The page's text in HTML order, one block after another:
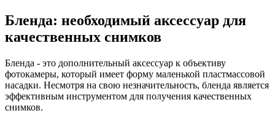
Бленда: необходимый аксессуар для
качественных снимков
Бленда - это дополнительный аксессуар к объективу
фотокамеры, который имеет форму маленькой пластмассовой
насадки. Несмотря на свою незначительность, бленда является
эффективным инструментом для получения качественных
снимков.